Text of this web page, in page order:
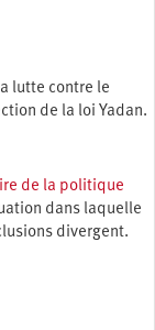
lutte contre le
de la loi Yadan.
de la politique
dans laquelle
divergent.